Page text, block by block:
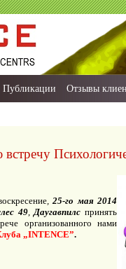
Публикации Отзывы
,25-го мая 2014
49,Даугавпилспринять
организованного нами
„INTENCE”.